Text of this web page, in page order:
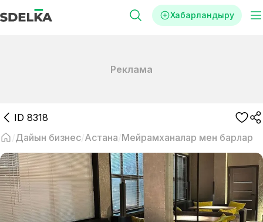
Хабарландыру
Реклама
ID 8318
Дайын бизнес Астана Мейрамханалар мен барлар